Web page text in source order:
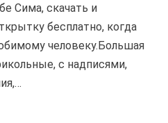
Сима, скачать и
бесплатно, когда
человеку.Большая
с надписями,